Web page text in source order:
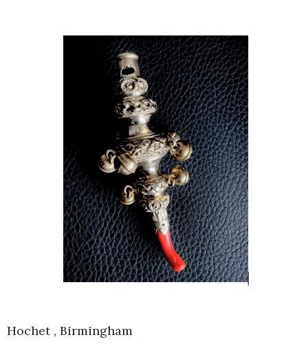
Hochet , Birmingham